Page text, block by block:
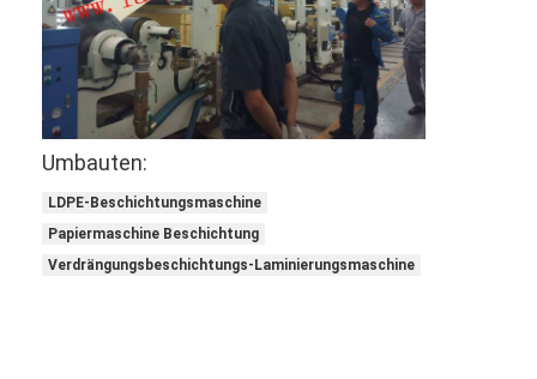
Nachrichten
Verdrängungs-beschichtende Laminierungs-Maschine
lamellierende Maschine des Filmes
Umbauten:
LDPE-Beschichtungsmaschine
Papiermaschine Beschichtung
Verdrängungsbeschichtungs-Laminierungsmaschine